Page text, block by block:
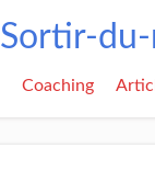
Sortir-
Coaching